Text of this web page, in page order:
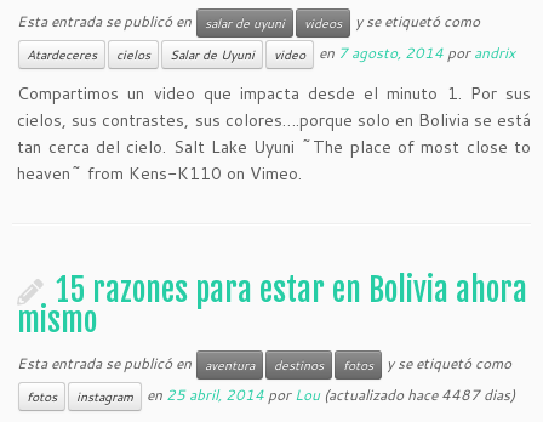
Esta entrada se publicó en salar de uyuni videos y se etiquetó como
Atardeceres cielos Salar de Uyuni video en 7 agosto, 2014 porandrix
Compartimos un video que impacta desde el minuto 1. Por sus
cielos, sus contrastes, sus colores….porque solo en Bolivia se está
tan cerca del cielo. Salt Lake Uyuni ~The place of most close to
heaven~ from Kens-K110 on Vimeo.
15 razones para estar en Bolivia ahora
mismo
Esta entrada se publicó en aventura destinos fotos y se etiquetó como
fotos instagram en 25 abril, 2014 porLou(actualizado hace 4487 dias)